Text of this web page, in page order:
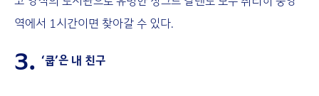
역에서 1시간이면 찾아갈 수 있다.
3. ‘쿱’은 내 친구